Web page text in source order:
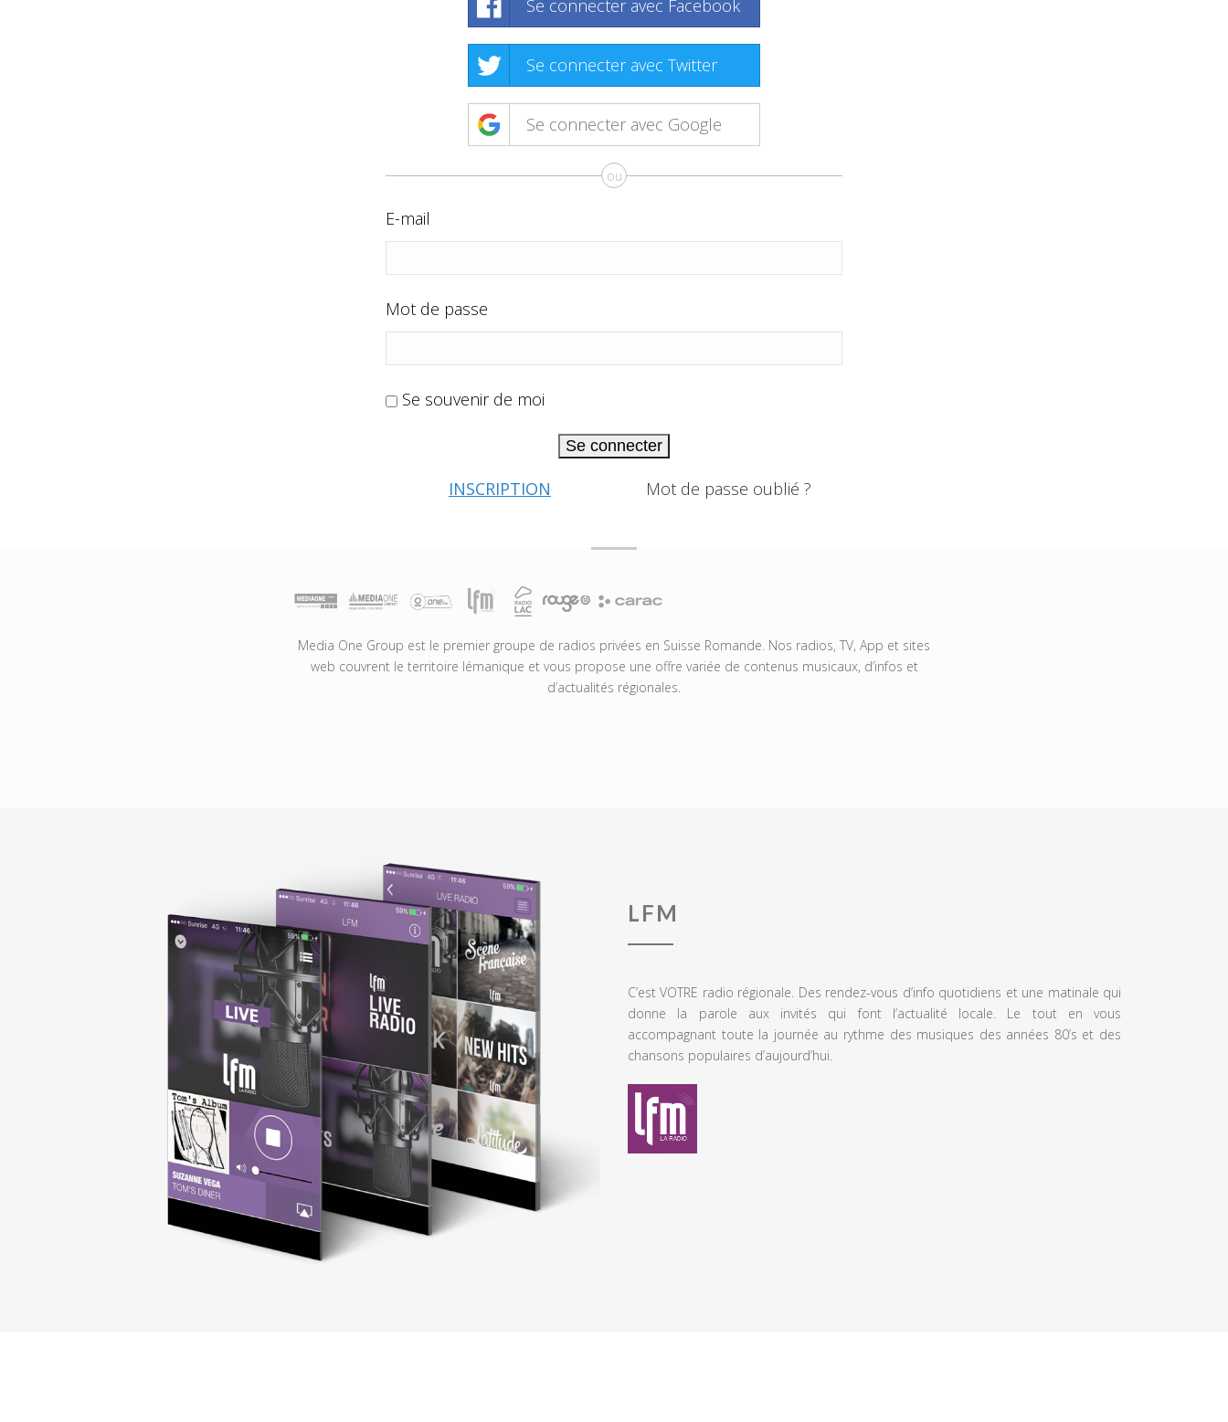
Se connecter avec Facebook
Se connecter avec Twitter
Se connecter avec Google
ou
E-mail
Mot de passe
Se souvenir de moi
Se connecter
INSCRIPTION Mot de passe oublié ?
Media One Group est le premier groupe de radios privées en Suisse Romande. Nos radios, TV, App et sites
web couvrent le territoire lémanique et vous propose une offre variée de contenus musicaux, d’infos et
d’actualités régionales.
LFM
C’est VOTRE radio régionale. Des rendez-vous d’info quotidiens et une matinale qui
donne la parole aux invités qui font l’actualité locale. Le tout en vous
accompagnant toute la journée au rythme des musiques des années 80’s et des
chansons populaires d’aujourd’hui.